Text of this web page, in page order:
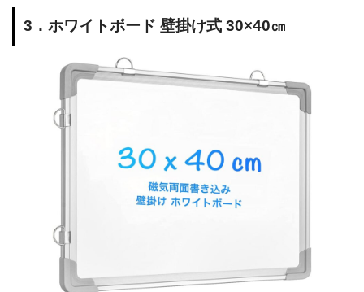
3．ホワイトボード 壁掛け式 30×40㎝